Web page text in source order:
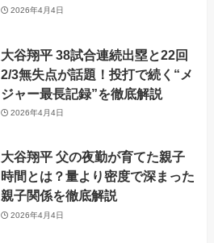
2026年4月4日
大谷翔平 38試合連続出塁と22回
2/3無失点が話題！投打で続く“メ
ジャー最長記録”を徹底解説
2026年4月4日
大谷翔平 父の夜勤が育てた親子
時間とは？量より密度で深まった
親子関係を徹底解説
2026年4月4日